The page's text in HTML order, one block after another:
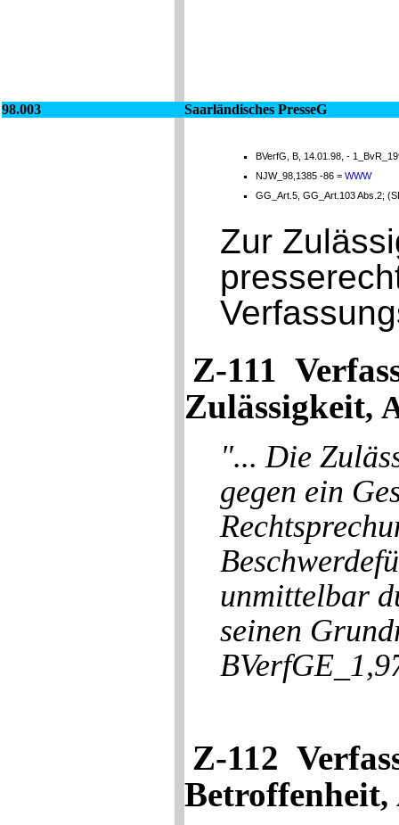
98.003 Saarländisches PresseG
BVerfG, B, 14.01.98, -
NJW_98,1385 -86 = WWW
GG_Art.5, GG_Art.103 Abs.2;
Zur
Z-111
Zulässigkeit,
"... Die
gegen ein
unmittelbar
seinen
Z-112
Betroffenheit,